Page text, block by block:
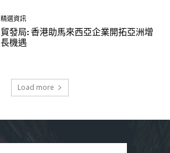
精選資訊
貿發局: 香港助馬來西亞企業開拓亞洲增
長機遇
Load more